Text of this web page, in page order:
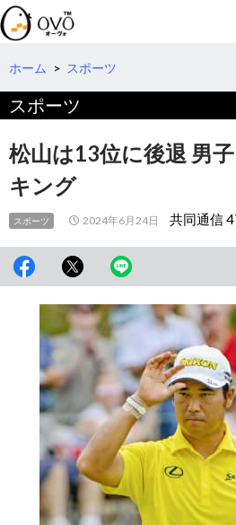
検
索
コ
テ
へ
動
ホーム > スポーツ
スポーツ
松山は13位に後退 男
キング
スポーツ 2024年6月24日 共同通信